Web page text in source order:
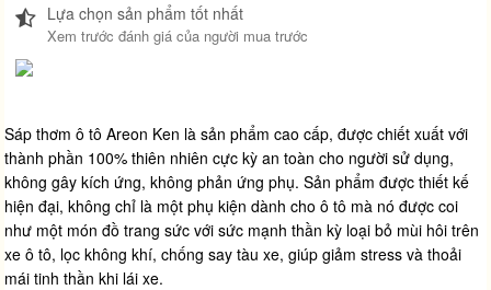
Lựa chọn sản phẩm tốt nhất
Xem trước đánh giá của người mua trước
Sáp thơm ô tô Areon Ken là sản phẩm cao cấp, được chiết xuất với
thành phần 100% thiên nhiên cực kỳ an toàn cho người sử dụng,
không gây kích ứng, không phản ứng phụ. Sản phẩm được thiết kế
hiện đại, không chỉ là một phụ kiện dành cho ô tô mà nó được coi
như một món đồ trang sức với sức mạnh thần kỳ loại bỏ mùi hôi trên
xe ô tô, lọc không khí, chống say tàu xe, giúp giảm stress và thoải
mái tinh thần khi lái xe.